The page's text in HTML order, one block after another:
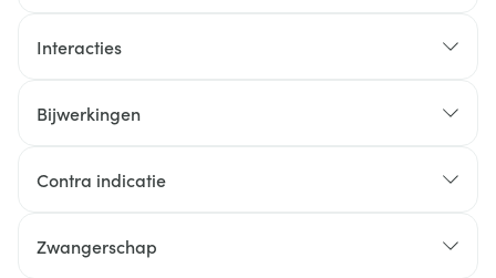
Interacties
Bijwerkingen
Contra indicatie
Zwangerschap